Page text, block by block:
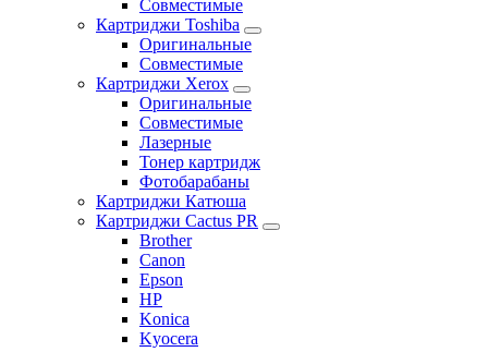
Совместимые
Картриджи Toshiba
Оригинальные
Совместимые
Картриджи Xerox
Оригинальные
Совместимые
Лазерные
Тонер картридж
Фотобарабаны
Картриджи Катюша
Картриджи Cactus PR
Brother
Canon
Epson
HP
Konica
Kyocera